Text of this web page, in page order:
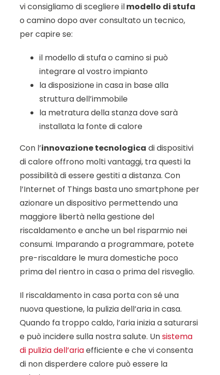
vi consigliamo di scegliere ilmodello di stufa
o camino dopo aver consultato un tecnico,
per capire se:
il modello di stufa o camino si può
integrare al vostro impianto
la disposizione in casa in base alla
struttura dell’immobile
la metratura della stanza dove sarà
installata la fonte di calore
Con l’innovazione tecnologica di dispositivi
di calore offrono molti vantaggi, tra questi la
possibilità di essere gestiti a distanza. Con
l’Internet of Things basta uno smartphone per
azionare un dispositivo permettendo una
maggiore libertà nella gestione del
riscaldamento e anche un bel risparmio nei
consumi. Imparando a programmare, potete
pre-riscaldare le mura domestiche poco
prima del rientro in casa o prima del risveglio.
Il riscaldamento in casa porta con sé una
nuova questione, la pulizia dell’aria in casa.
Quando fa troppo caldo, l’aria inizia a saturarsi
e può incidere sulla nostra salute. Unsistema
di pulizia dell’ariaefficiente e che vi consenta
di non disperdere calore può essere la